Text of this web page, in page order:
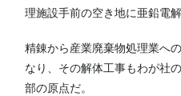
理施設手前の空き地に亜鉛電
精錬から産業廃棄物処理業へ
なり、その解体工事もわが社
部の原点だ。